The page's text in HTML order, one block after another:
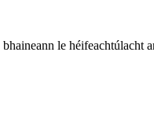
le héifeachtúlacht